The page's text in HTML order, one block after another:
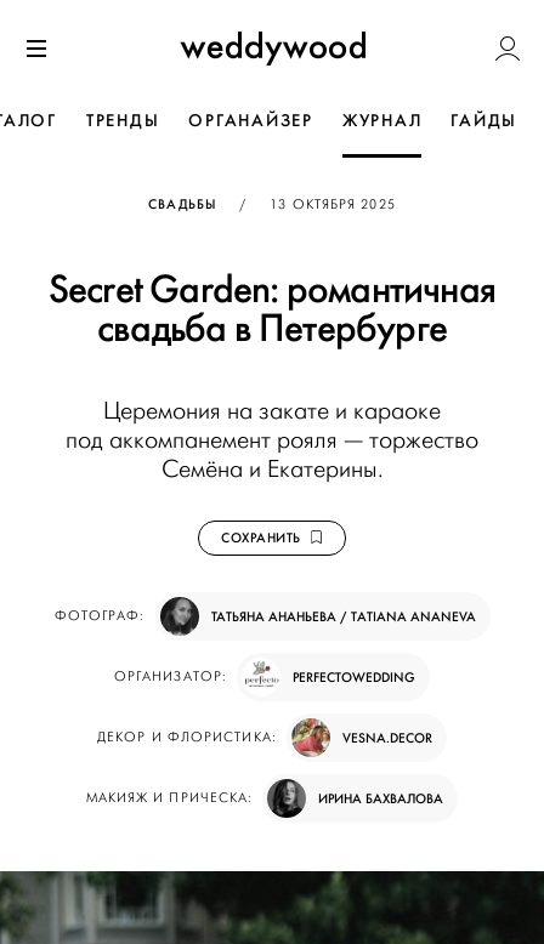
к содержанию
Weddywood
ТРЕНДЫ ОРГАНАЙЗЕР ЖУРНАЛ ГАЙДЫ
СВАДЬБЫ / ОПУБЛИКОВАНО
13 ОКТЯБРЯ 2025
Secret Garden: романтичная
свадьба в Петербурге
Церемония на закате и караоке
под аккомпанемент рояля — торжество
Семёна и Екатерины.
СОХРАНИТЬ
ФОТОГРАФ: ТАТЬЯНА АНАНЬЕВА / TATIANA ANANEVA
ОРГАНИЗАТОР: PERFECTOWEDDING
ДЕКОР И ФЛОРИСТИКА: VESNA.DECOR
МАКИЯЖ И ПРИЧЕСКА: ИРИНА БАХВАЛОВА